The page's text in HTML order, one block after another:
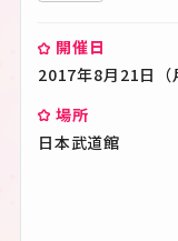
開催日
2017年8月21日（
場所
日本武道館